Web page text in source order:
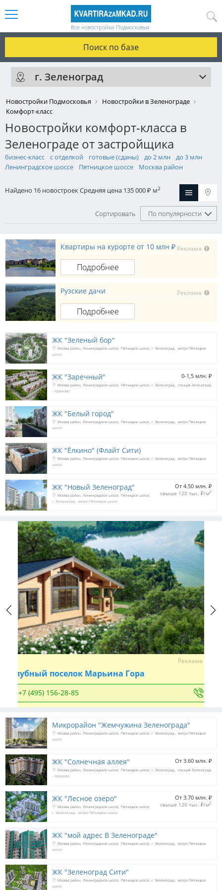
Все новостройки Подмосковья
Поиск по базе
г. Зеленоград
Новостройки Подмосковья
Новостройки в Зеленограде
Комфорт-класс
Новостройки комфорт-класса в
Зеленограде от застройщика
бизнес-класс с отделкой готовые (сданы) до 2 млн
до 3 млн
Ленинградское шоссе
Пятницкое шоссе Москва район
Найдено 16 новостроекСредняя цена 135 000 ₽ м2
Сортировать По популярности
Реклама
Квартиры на курорте от 10 млн ₽
Подробнее
Реклама
Рузские дачи
Подробнее
ЖК "Зеленый бор"
Москва район Ленинградское шоссе Пятницкое шоссе г. Зеленоград
метро Пятницкое
шоссе
ЖК "Заречный" 0-1,5 млн. ₽
Москва район Ленинградское шоссе Пятницкое шоссе г. Зеленоград
станция Зеленоград
– Крюково
ЖК "Белый город"
Москва район Ленинградское шоссе Пятницкое шоссе г. Зеленоград
метро Пятницкое
шоссе
ЖК "Ёлкино" (Флайт Сити)
Москва район Ленинградское шоссе Пятницкое шоссе г. Зеленоград
метро Пятницкое
шоссе
ЖК "Новый Зеленоград" От 4.50 млн. ₽
свыше 120 тыс. ₽/м2
Москва район Ленинградское шоссе Пятницкое шоссе
г. Зеленоград
метро Пятницкое шоссе
Previous
Реклама
Клубный поселок Марьина Гора
+7 (495) 156-28-85
Микрорайон "Жемчужина Зеленограда"
Москва район Ленинградское шоссе Пятницкое шоссе г. Зеленоград
метро Пятницкое
шоссе
ЖК "Солнечная аллея" От 3.60 млн. ₽
Москва район Ленинградское шоссе Пятницкое шоссе г. Зеленоград
станция Зеленоград
– Крюково
ЖК "Лесное озеро" От 3.70 млн. ₽
свыше 120 тыс. ₽/м2
Москва район Ленинградское шоссе Пятницкое шоссе
г. Зеленоград
метро Пятницкое шоссе
ЖК "мой адрес В Зеленограде"
Москва район Ленинградское шоссе Пятницкое шоссе г. Зеленоград
метро Пятницкое
шоссе
ЖК "Зеленоград Сити"
Москва район Ленинградское шоссе Пятницкое шоссе г. Зеленоград
метро Пятницкое
шоссе